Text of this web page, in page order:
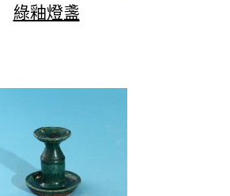
綠釉燈盞